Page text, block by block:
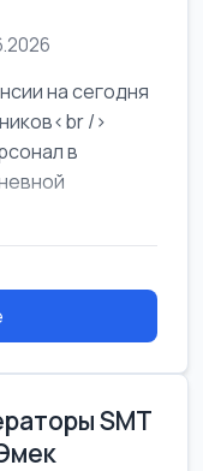
на сегодня
/>
в
SMT